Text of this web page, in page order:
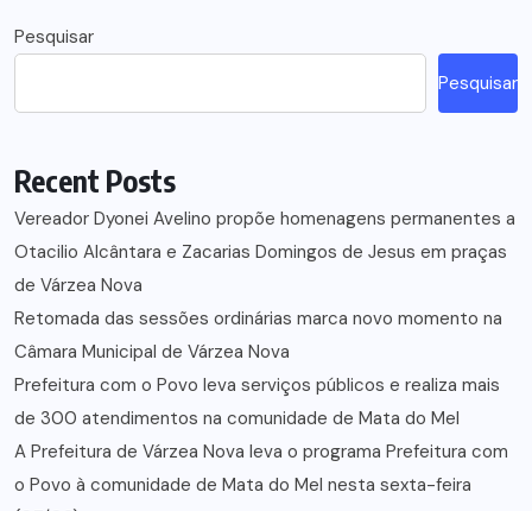
Pesquisar
Pesquisar
Recent Posts
Vereador Dyonei Avelino propõe homenagens permanentes a
Otacilio Alcântara e Zacarias Domingos de Jesus em praças
de Várzea Nova
Retomada das sessões ordinárias marca novo momento na
Câmara Municipal de Várzea Nova
Prefeitura com o Povo leva serviços públicos e realiza mais
de 300 atendimentos na comunidade de Mata do Mel
A Prefeitura de Várzea Nova leva o programa Prefeitura com
o Povo à comunidade de Mata do Mel nesta sexta-feira